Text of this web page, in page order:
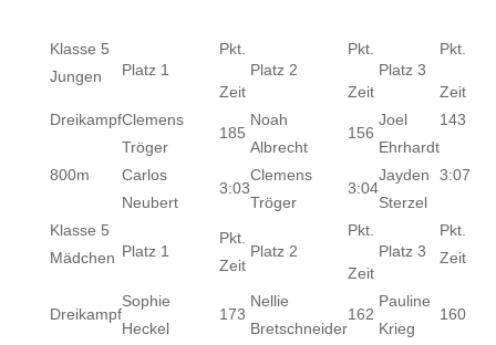
Klasse 5
Jungen
Platz 1
Pkt.
Zeit
Platz 2
Pkt.
Zeit
Platz 3
Pkt.
Zeit
DreikampfClemens
Tröger
185
Noah
Albrecht
156
Joel
Ehrhardt
143
800m
Carlos
Neubert
3:03
Clemens
Tröger
3:04
Jayden
Sterzel
3:07
Klasse 5
Mädchen Platz 1
Pkt.
Zeit
Platz 2
Pkt.
Zeit
Platz 3
Pkt.
Zeit
Dreikampf
Sophie
Heckel
173
Nellie
Bretschneider
162
Pauline
Krieg
160